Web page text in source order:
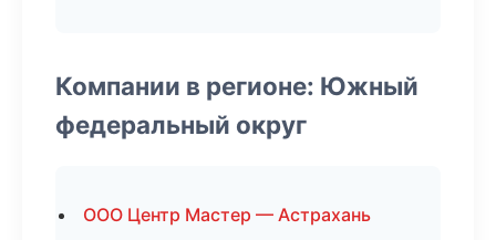
Компании в регионе: Южный
федеральный округ
ООО Центр Мастер — Астрахань